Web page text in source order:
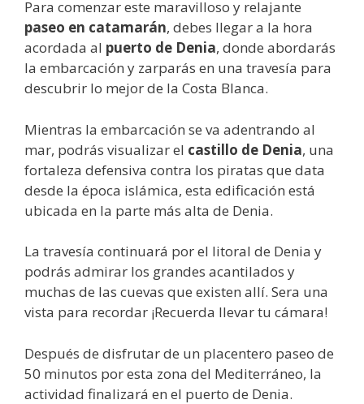
Para comenzar este maravilloso y relajante
paseo en catamarán, debes llegar a la hora
acordada al puerto de Denia, donde abordarás
la embarcación y zarparás en una travesía para
descubrir lo mejor de la Costa Blanca.
Mientras la embarcación se va adentrando al
mar, podrás visualizar el castillo de Denia, una
fortaleza defensiva contra los piratas que data
desde la época islámica, esta edificación está
ubicada en la parte más alta de Denia.
La travesía continuará por el litoral de Denia y
podrás admirar los grandes acantilados y
muchas de las cuevas que existen allí. Sera una
vista para recordar ¡Recuerda llevar tu cámara!
Después de disfrutar de un placentero paseo de
50 minutos por esta zona del Mediterráneo, la
actividad finalizará en el puerto de Denia.